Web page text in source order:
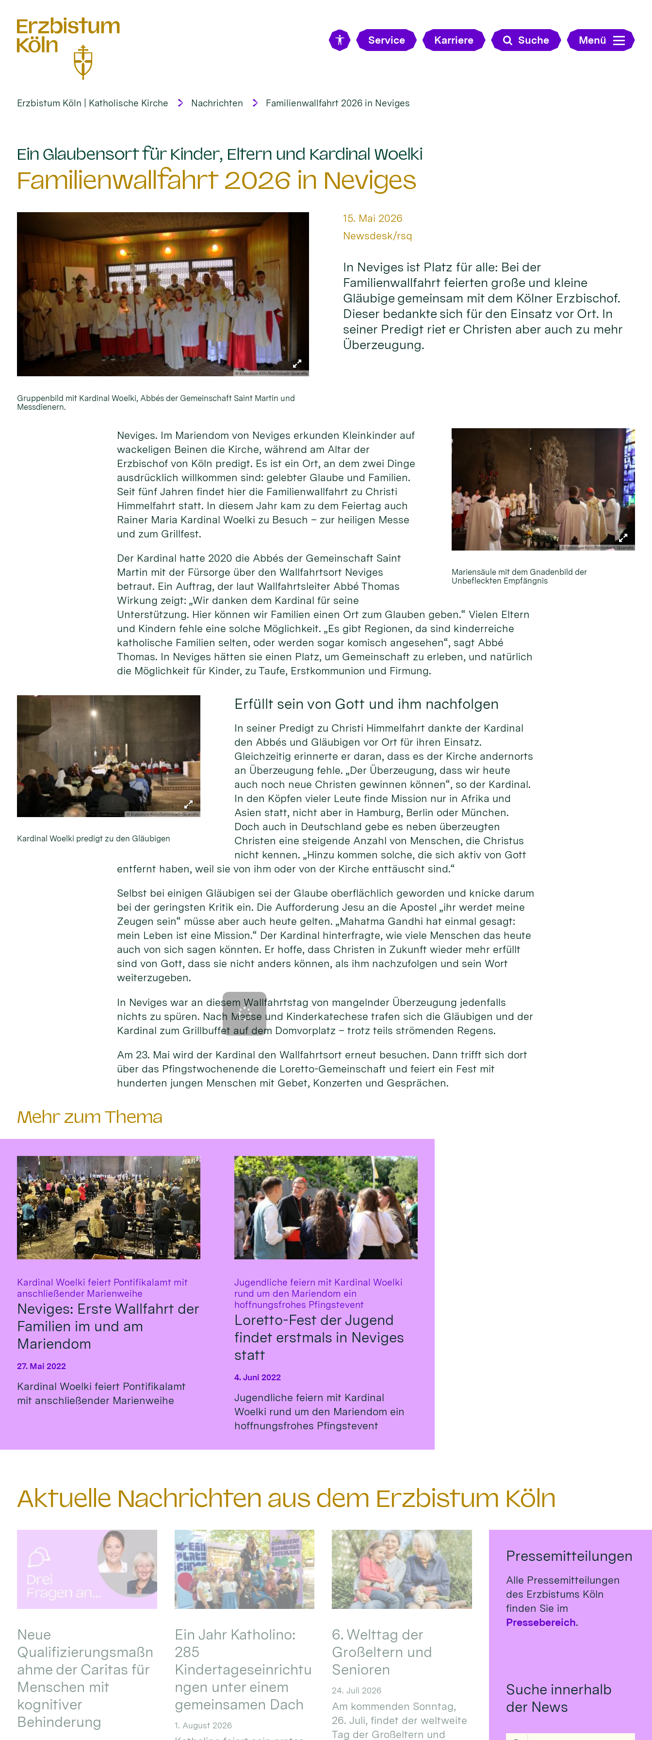
Service Karriere Suche Menü
Erzbistum Köln | Katholische Kirche Nachrichten Familienwallfahrt 2026 in Neviges
Ein Glaubensort für Kinder, Eltern und Kardinal Woelki:
Familienwallfahrt 2026 in Neviges
© Erzbistum Köln/Schlimbach-Quarrella
Gruppenbild mit Kardinal Woelki, Abbés der Gemeinschaft Saint Martin und
Messdienern.
Datum:
15. Mai 2026
Von:
Newsdesk/rsq
In Neviges ist Platz für alle: Bei der
Familienwallfahrt feierten große und kleine
Gläubige gemeinsam mit dem Kölner Erzbischof.
Dieser bedankte sich für den Einsatz vor Ort. In
seiner Predigt riet er Christen aber auch zu mehr
Überzeugung.
© Erzbistum Köln/Schlimbach-Quarrella
Mariensäule mit dem Gnadenbild der
Unbefleckten Empfängnis
Neviges. Im Mariendom von Neviges erkunden Kleinkinder auf
wackeligen Beinen die Kirche, während am Altar der
Erzbischof von Köln predigt. Es ist ein Ort, an dem zwei Dinge
ausdrücklich willkommen sind: gelebter Glaube und Familien.
Seit fünf Jahren findet hier die Familienwallfahrt zu Christi
Himmelfahrt statt. In diesem Jahr kam zu dem Feiertag auch
Rainer Maria Kardinal Woelki zu Besuch – zur heiligen Messe
und zum Grillfest.
Der Kardinal hatte 2020 die Abbés der Gemeinschaft Saint
Martin mit der Fürsorge über den Wallfahrtsort Neviges
betraut. Ein Auftrag, der laut Wallfahrtsleiter Abbé Thomas
Wirkung zeigt: „Wir danken dem Kardinal für seine
Unterstützung. Hier können wir Familien einen Ort zum Glauben geben.“ Vielen Eltern
und Kindern fehle eine solche Möglichkeit. „Es gibt Regionen, da sind kinderreiche
katholische Familien selten, oder werden sogar komisch angesehen“, sagt Abbé
Thomas. In Neviges hätten sie einen Platz, um Gemeinschaft zu erleben, und natürlich
die Möglichkeit für Kinder, zu Taufe, Erstkommunion und Firmung.
© Erzbistum Köln/Schlimbach-Quarrella
Kardinal Woelki predigt zu den Gläubigen
Erfüllt sein von Gott und ihm nachfolgen
In seiner Predigt zu Christi Himmelfahrt dankte der Kardinal
den Abbés und Gläubigen vor Ort für ihren Einsatz.
Gleichzeitig erinnerte er daran, dass es der Kirche andernorts
an Überzeugung fehle. „Der Überzeugung, dass wir heute
auch noch neue Christen gewinnen können“, so der Kardinal.
In den Köpfen vieler Leute finde Mission nur in Afrika und
Asien statt, nicht aber in Hamburg, Berlin oder München.
Doch auch in Deutschland gebe es neben überzeugten
Christen eine steigende Anzahl von Menschen, die Christus
nicht kennen. „Hinzu kommen solche, die sich aktiv von Gott
entfernt haben, weil sie von ihm oder von der Kirche enttäuscht sind.“
Selbst bei einigen Gläubigen sei der Glaube oberflächlich geworden und knicke darum
bei der geringsten Kritik ein. Die Aufforderung Jesu an die Apostel „ihr werdet meine
Zeugen sein“ müsse aber auch heute gelten. „Mahatma Gandhi hat einmal gesagt:
mein Leben ist eine Mission.“ Der Kardinal hinterfragte, wie viele Menschen das heute
auch von sich sagen könnten. Er hoffe, dass Christen in Zukunft wieder mehr erfüllt
sind von Gott, dass sie nicht anders können, als ihm nachzufolgen und sein Wort
weiterzugeben.
In Neviges war an diesem Wallfahrtstag von mangelnder Überzeugung jedenfalls
nichts zu spüren. Nach Messe und Kinderkatechese trafen sich die Gläubigen und der
Kardinal zum Grillbuffet auf dem Domvorplatz – trotz teils strömenden Regens.
Am 23. Mai wird der Kardinal den Wallfahrtsort erneut besuchen. Dann trifft sich dort
über das Pfingstwochenende die Loretto-Gemeinschaft und feiert ein Fest mit
hunderten jungen Menschen mit Gebet, Konzerten und Gesprächen.
Mehr zum Thema
Kardinal Woelki feiert Pontifikalamt mit
anschließender Marienweihe
Neviges: Erste Wallfahrt der
Familien im und am
Mariendom
27. Mai 2022
Kardinal Woelki feiert Pontifikalamt
mit anschließender Marienweihe
Jugendliche feiern mit Kardinal Woelki
rund um den Mariendom ein
hoffnungsfrohes Pfingstevent:
Loretto-Fest der Jugend
findet erstmals in Neviges
statt
4. Juni 2022
Jugendliche feiern mit Kardinal
Woelki rund um den Mariendom ein
hoffnungsfrohes Pfingstevent
Aktuelle Nachrichten aus dem Erzbistum Köln
Neue
Qualifizierungsmaßn
ahme der Caritas für
Menschen mit
kognitiver
Behinderung
Ein Jahr Katholino:
285
Kindertageseinrichtu
ngen unter einem
gemeinsamen Dach
1. August 2026
6. Welttag der
Großeltern und
Senioren
24. Juli 2026
Am kommenden Sonntag,
26. Juli, findet der weltweite
Tag der Großeltern und
Pressemitteilungen
Alle Pressemitteilungen
des Erzbistums Köln
finden Sie im
Pressebereich.
Suche innerhalb
der News